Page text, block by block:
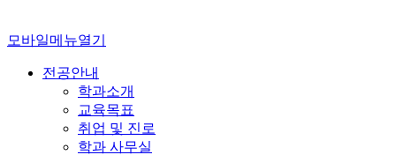
모바일메뉴열기
전공안내
학과소개
교육목표
취업 및 진로
학과 사무실